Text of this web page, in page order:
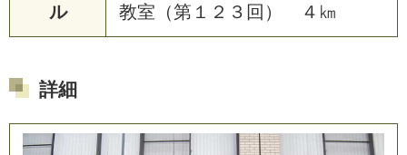
ル
教室 （第 １ ２ ３ 回 ） ４ ㎞
詳細